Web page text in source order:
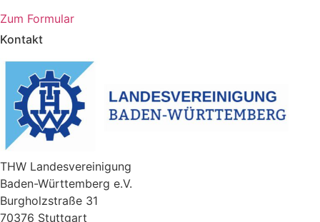
Zum Formular
Kontakt
THW Landesvereinigung
Baden-Württemberg e.V.
Burgholzstraße 31
70376 Stuttgart